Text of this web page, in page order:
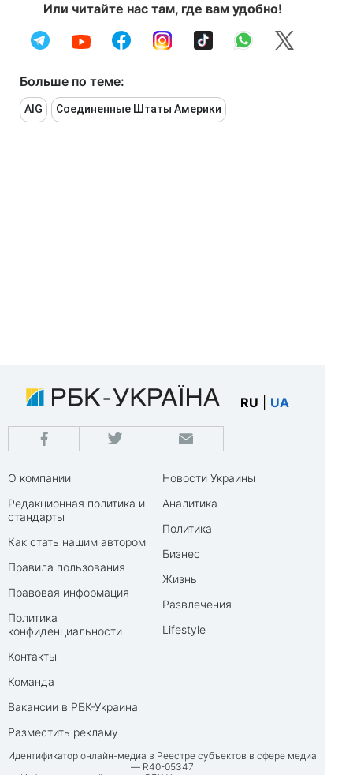
Или читайте нас там, где вам удобно!
Больше по теме:
AIG Соединенные Штаты Америки
RU UA
О компании
Редакционная политика и
стандарты
Как стать нашим автором
Правила пользования
Правовая информация
Политика
конфиденциальности
Контакты
Команда
Вакансии в РБК-Украина
Разместить рекламу
Новости Украины
Аналитика
Политика
Бизнес
Жизнь
Развлечения
Lifestyle
Идентификатор онлайн-медиа в Реестре субъектов в сфере медиа
— R40-05347